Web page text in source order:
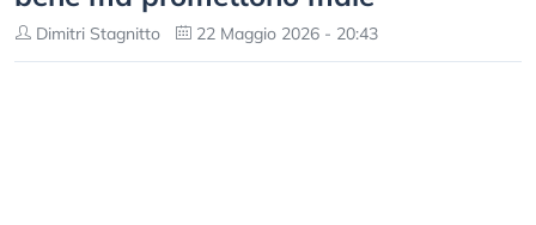
Dimitri Stagnitto 22 Maggio 2026 - 20:43